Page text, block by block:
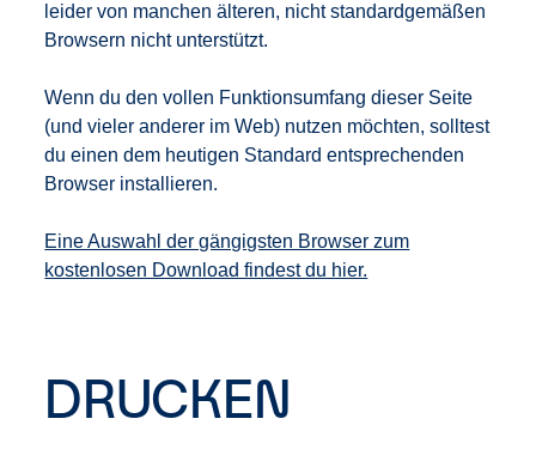
leider von manchen älteren, nicht standardgemäßen
Browsern nicht unterstützt.
Wenn du den vollen Funktionsumfang dieser Seite
(und vieler anderer im Web) nutzen möchten, solltest
du einen dem heutigen Standard entsprechenden
Browser installieren.
Eine Auswahl der gängigsten Browser zum
kostenlosen Download findest du hier.
DRUCKEN